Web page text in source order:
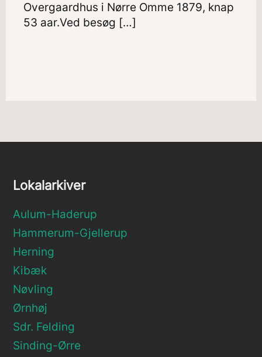
Overgaardhus i Nørre Omme 1879, knap
53 aar.Ved besøg […]
Lokalarkiver
Aulum-Haderup
Hammerum-Gjellerup
Herning
Kibæk
Nøvling
Ørnhøj
Sdr. Felding
Sinding-Ørre